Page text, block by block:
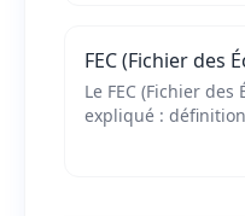
FEC (Fichier des
Le FEC (Fichier
expliqué :